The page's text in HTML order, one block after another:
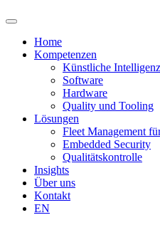
Home
Kompetenzen
Künstliche Intelligenz
Software
Hardware
Quality und Tooling
Lösungen
Fleet Management
Embedded Security
Qualitätskontrolle
Insights
Über uns
Kontakt
EN